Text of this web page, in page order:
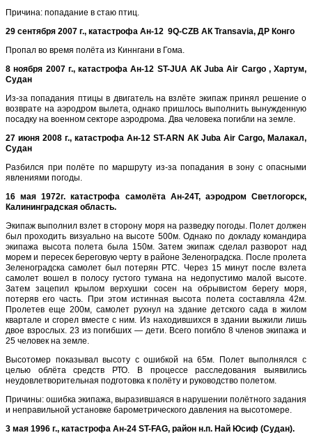
Причина: попадание в стаю птиц.
29 сентября 2007 г., катастрофа Ан-12 9Q-CZB АК Transavia, ДР Конго
Пропал во время полёта из Киннгани в Гома.
8 ноября 2007 г., катастрофа Ан-12 ST-JUA АК Juba Air Cargo , Хартум,
Судан
Из-за попадания птицы в двигатель на взлёте экипаж принял решение о
возврате на аэродром вылета, однако пришлось выполнить вынужденную
посадку на военном секторе аэродрома. Два человека погибли на земле.
27 июня 2008 г., катастрофа Ан-12 ST-ARN АК Juba Air Cargo, Малакал,
Судан
Разбился при полёте по маршруту из-за попадания в зону с опасными
явлениями погоды.
16 мая 1972г. катастрофа самолёта Ан-24Т, аэродром Светлогорск,
Калининградская область.
Экипаж выполнил взлет в сторону моря на разведку погоды. Полет должен
был проходить визуально на высоте 500м. Однако по докладу командира
экипажа высота полета была 150м. Затем экипаж сделал разворот над
морем и пересек береговую черту в районе Зеленоградска. После пролета
Зеленоградска самолет был потерян РТС. Через 15 минут после взлета
самолет вошел в полосу густого тумана на недопустимо малой высоте.
Затем зацепил крылом верхушки сосен на обрывистом берегу моря,
потеряв его часть. При этом истинная высота полета составляла 42м.
Пролетев еще 200м, самолет рухнул на здание детского сада в жилом
квартале и сгорел вместе с ним. Из находившихся в здании выжили лишь
двое взрослых. 23 из погибших — дети. Всего погибло 8 членов экипажа и
25 человек на земле.
Высотомер показывал высоту с ошибкой на 65м. Полет выполнялся с
целью облёта средств РТО. В процессе расследования выявились
неудовлетворительная подготовка к полёту и руководство полетом.
Причины: ошибка экипажа, выразившаяся в нарушении полётного задания
и неправильной установке барометрического давления на высотомере.
3 мая 1996 г., катастрофа Ан-24 ST-FAG, район н.п. Най Юсиф (Судан).